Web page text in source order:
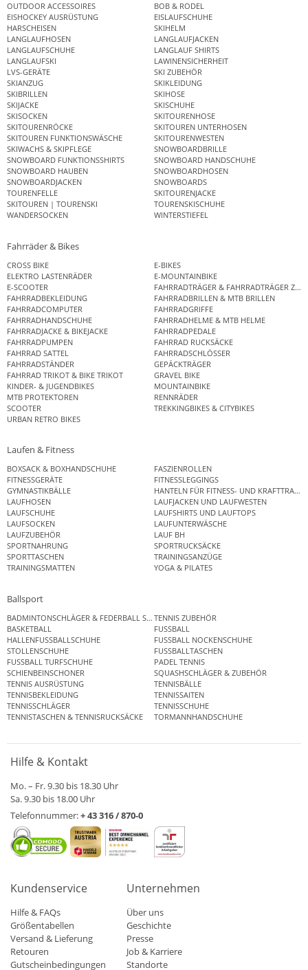
OUTDOOR ACCESSOIRES
BOB & RODEL
EISHOCKEY AUSRÜSTUNG
EISLAUFSCHUHE
HARSCHEISEN
SKIHELM
LANGLAUFHOSEN
LANGLAUFJACKEN
LANGLAUFSCHUHE
LANGLAUF SHIRTS
LANGLAUFSKI
LAWINENSICHERHEIT
LVS-GERÄTE
SKI ZUBEHÖR
SKIANZUG
SKIKLEIDUNG
SKIBRILLEN
SKIHOSE
SKIJACKE
SKISCHUHE
SKISOCKEN
SKITOURENHOSE
SKITOURENRÖCKE
SKITOUREN UNTERHOSEN
SKITOUREN FUNKTIONSWÄSCHE
SKITOURENWESTEN
SKIWACHS & SKIPFLEGE
SNOWBOARDBRILLE
SNOWBOARD FUNKTIONSSHIRTS
SNOWBOARD HANDSCHUHE
SNOWBOARD HAUBEN
SNOWBOARDHOSEN
SNOWBOARDJACKEN
SNOWBOARDS
TOURENFELLE
SKITOURENJACKE
SKITOUREN | TOURENSKI
TOURENSKISCHUHE
WANDERSOCKEN
WINTERSTIEFEL
Fahrräder & Bikes
CROSS BIKE
E-BIKES
ELEKTRO LASTENRÄDER
E-MOUNTAINBIKE
E-SCOOTER
FAHRRADTRÄGER & FAHRRADTRÄGER
FAHRRADBEKLEIDUNG
FAHRRADBRILLEN & MTB BRILLEN
FAHRRADCOMPUTER
FAHRRADGRIFFE
FAHRRADHANDSCHUHE
FAHRRADHELME & MTB HELME
FAHRRADJACKE & BIKEJACKE
FAHRRADPEDALE
FAHRRADPUMPEN
FAHRRAD RUCKSÄCKE
FAHRRAD SATTEL
FAHRRADSCHLÖSSER
FAHRRADSTÄNDER
GEPÄCKTRÄGER
FAHRRAD TRIKOT & BIKE TRIKOT
GRAVEL BIKE
KINDER- & JUGENDBIKES
MOUNTAINBIKE
MTB PROTEKTOREN
RENNRÄDER
SCOOTER
TREKKINGBIKES & CITYBIKES
URBAN RETRO BIKES
Laufen & Fitness
BOXSACK & BOXHANDSCHUHE
FASZIENROLLEN
FITNESSGERÄTE
FITNESSLEGGINGS
GYMNASTIKBÄLLE
HANTELN FÜR FITNESS- UND
LAUFHOSEN
LAUFJACKEN UND LAUFWESTEN
LAUFSCHUHE
LAUFSHIRTS UND LAUFTOPS
LAUFSOCKEN
LAUFUNTERWÄSCHE
LAUFZUBEHÖR
LAUF BH
SPORTNAHRUNG
SPORTRUCKSÄCKE
SPORTTASCHEN
TRAININGSANZÜGE
TRAININGSMATTEN
YOGA & PILATES
Ballsport
BADMINTONSCHLÄGER & FEDERBALL SETSTENNIS ZUBEHÖR
BASKETBALL
FUSSBALL
HALLENFUSSBALLSCHUHE
FUSSBALL NOCKENSCHUHE
STOLLENSCHUHE
FUSSBALLTASCHEN
FUSSBALL TURFSCHUHE
PADEL TENNIS
SCHIENBEINSCHONER
SQUASHSCHLÄGER & ZUBEHÖR
TENNIS AUSRÜSTUNG
TENNISBÄLLE
TENNISBEKLEIDUNG
TENNISSAITEN
TENNISSCHLÄGER
TENNISSCHUHE
TENNISTASCHEN & TENNISRUCKSÄCKE
TORMANNHANDSCHUHE
Hilfe & Kontakt
Mo. – Fr. 9.30 bis 18.30 Uhr
Sa. 9.30 bis 18.00 Uhr
Telefonnummer:+ 43 316 / 870-0
Kundenservice
Hilfe & FAQs
Größentabellen
Versand & Lieferung
Retouren
Gutscheinbedingungen
Unternehmen
Über uns
Geschichte
Presse
Job & Karriere
Standorte